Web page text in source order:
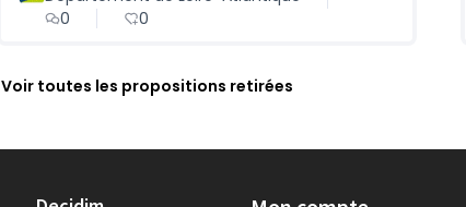
0
0
Voir toutes les propositions retirées